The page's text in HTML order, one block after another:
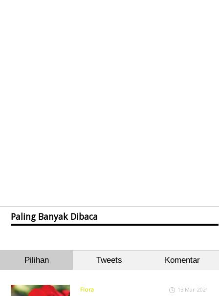
Paling Banyak Dibaca
Pilihan Tweets Komentar
Flora 13 Mar 2021